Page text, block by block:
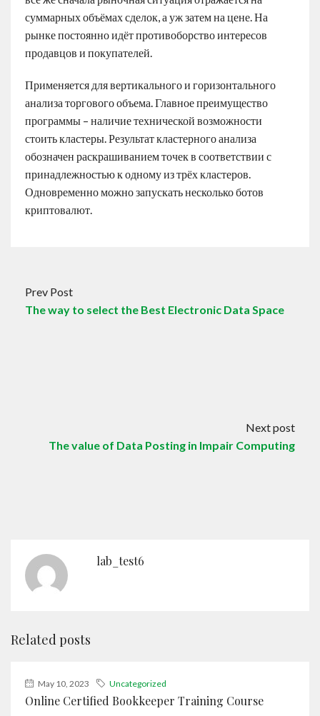
суммарных объёмах сделок, а уж затем на цене. На
рынке постоянно идёт противоборство интересов
продавцов и покупателей.
Применяется для вертикального и горизонтального
анализа торгового объема. Главное преимущество
программы – наличие технической возможности
стоить кластеры. Результат кластерного анализа
обозначен раскрашиванием точек в соответствии с
принадлежностью к одному из трёх кластеров.
Одновременно можно запускать несколько ботов
криптовалют.
Prev Post
The way to select the Best Electronic Data Space
Next post
The value of Data Posting in Impair Computing
lab_test6
Related posts
May 10, 2023 Uncategorized
Online Certified Bookkeeper Training Course